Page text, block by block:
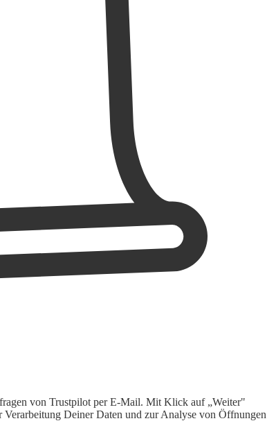
von Trustpilot per E-Mail. Mit Klick auf „Weiter"
Deiner Daten und zur Analyse von Öffnungen